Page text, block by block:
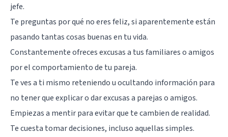
jefe.
Te preguntas por qué no eres feliz, si aparentemente están
pasando tantas cosas buenas en tu vida.
Constantemente ofreces excusas a tus familiares o amigos
por el comportamiento de tu pareja.
Te ves a ti mismo reteniendo u ocultando información para
no tener que explicar o dar excusas a parejas o amigos.
Empiezas a mentir para evitar que te cambien de realidad.
Te cuesta tomar decisiones, incluso aquellas simples.